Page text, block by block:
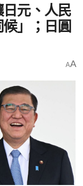
元、人民
」；日圓
AA